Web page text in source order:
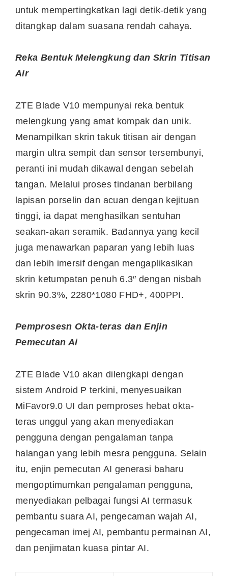
untuk mempertingkatkan lagi detik-detik yang
ditangkap dalam suasana rendah cahaya.
Reka Bentuk Melengkung dan Skrin Titisan
Air
ZTE Blade V10 mempunyai reka bentuk
melengkung yang amat kompak dan unik.
Menampilkan skrin takuk titisan air dengan
margin ultra sempit dan sensor tersembunyi,
peranti ini mudah dikawal dengan sebelah
tangan. Melalui proses tindanan berbilang
lapisan porselin dan acuan dengan kejituan
tinggi, ia dapat menghasilkan sentuhan
seakan-akan seramik. Badannya yang kecil
juga menawarkan paparan yang lebih luas
dan lebih imersif dengan mengaplikasikan
skrin ketumpatan penuh 6.3″ dengan nisbah
skrin 90.3%, 2280*1080 FHD+, 400PPI.
Pemprosesn Okta-teras dan Enjin
Pemecutan Ai
ZTE Blade V10 akan dilengkapi dengan
sistem Android P terkini, menyesuaikan
MiFavor9.0 UI dan pemproses hebat okta-
teras unggul yang akan menyediakan
pengguna dengan pengalaman tanpa
halangan yang lebih mesra pengguna. Selain
itu, enjin pemecutan AI generasi baharu
mengoptimumkan pengalaman pengguna,
menyediakan pelbagai fungsi AI termasuk
pembantu suara AI, pengecaman wajah AI,
pengecaman imej AI, pembantu permainan AI,
dan penjimatan kuasa pintar AI.